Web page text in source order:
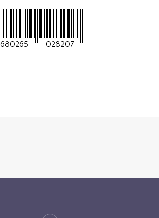
680265 028207